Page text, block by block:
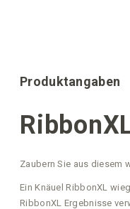
Produktangaben
Zaubern Sie aus diesem
Ein Knäuel RibbonXL
RibbonXL Ergebnisse